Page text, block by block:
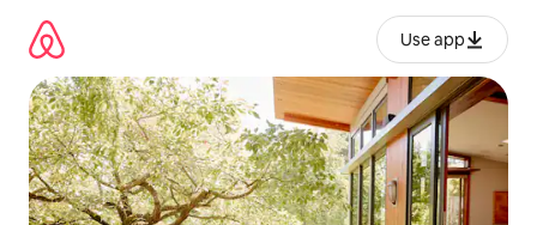
contenido
Use app